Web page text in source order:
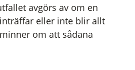
avgörs av om en
eller inte blir allt
om att sådana